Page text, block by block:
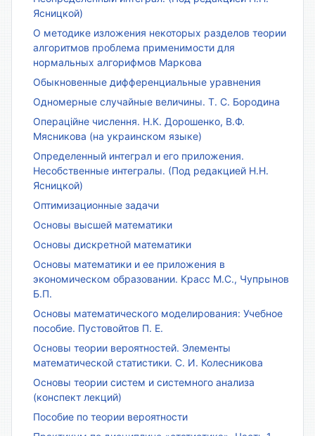
Ясницкой)
О методике изложения некоторых разделов теории
алгоритмов проблема применимости для
нормальных алгорифмов Маркова
Обыкновенные дифференциальные уравнения
Одномерные случайные величины. Т. С. Бородина
Операційне числення. Н.К. Дорошенко, В.Ф.
Мясникова (на украинском языке)
Определенный интеграл и его приложения.
Несобственные интегралы. (Под редакцией Н.Н.
Ясницкой)
Оптимизационные задачи
Основы высшей математики
Основы дискретной математики
Основы математики и ее приложения в
экономическом образовании. Красс М.С., Чупрынов
Б.П.
Основы математического моделирования: Учебное
пособие. Пустовойтов П. Е.
Основы теории вероятностей. Элементы
математической статистики. С. И. Колесникова
Основы теории систем и системного анализа
(конспект лекций)
Пособие по теории вероятности